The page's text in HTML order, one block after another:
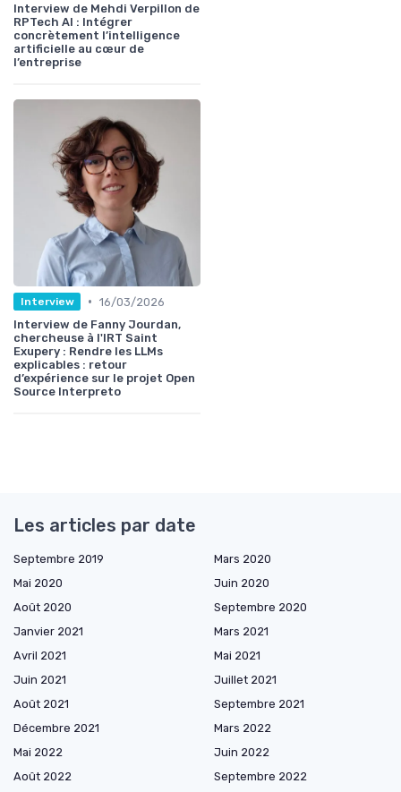
Interview de Mehdi Verpillon de
RPTech AI : Intégrer
concrètement l’intelligence
artificielle au cœur de
l’entreprise
Interview • 16/03/2026
Interview de Fanny Jourdan,
chercheuse à l'IRT Saint
Exupery : Rendre les LLMs
explicables : retour
d’expérience sur le projet Open
Source Interpreto
Les articles par date
Septembre 2019
Mars 2020
Mai 2020
Juin 2020
Août 2020
Septembre 2020
Janvier 2021
Mars 2021
Avril 2021
Mai 2021
Juin 2021
Juillet 2021
Août 2021
Septembre 2021
Décembre 2021
Mars 2022
Mai 2022
Juin 2022
Août 2022
Septembre 2022